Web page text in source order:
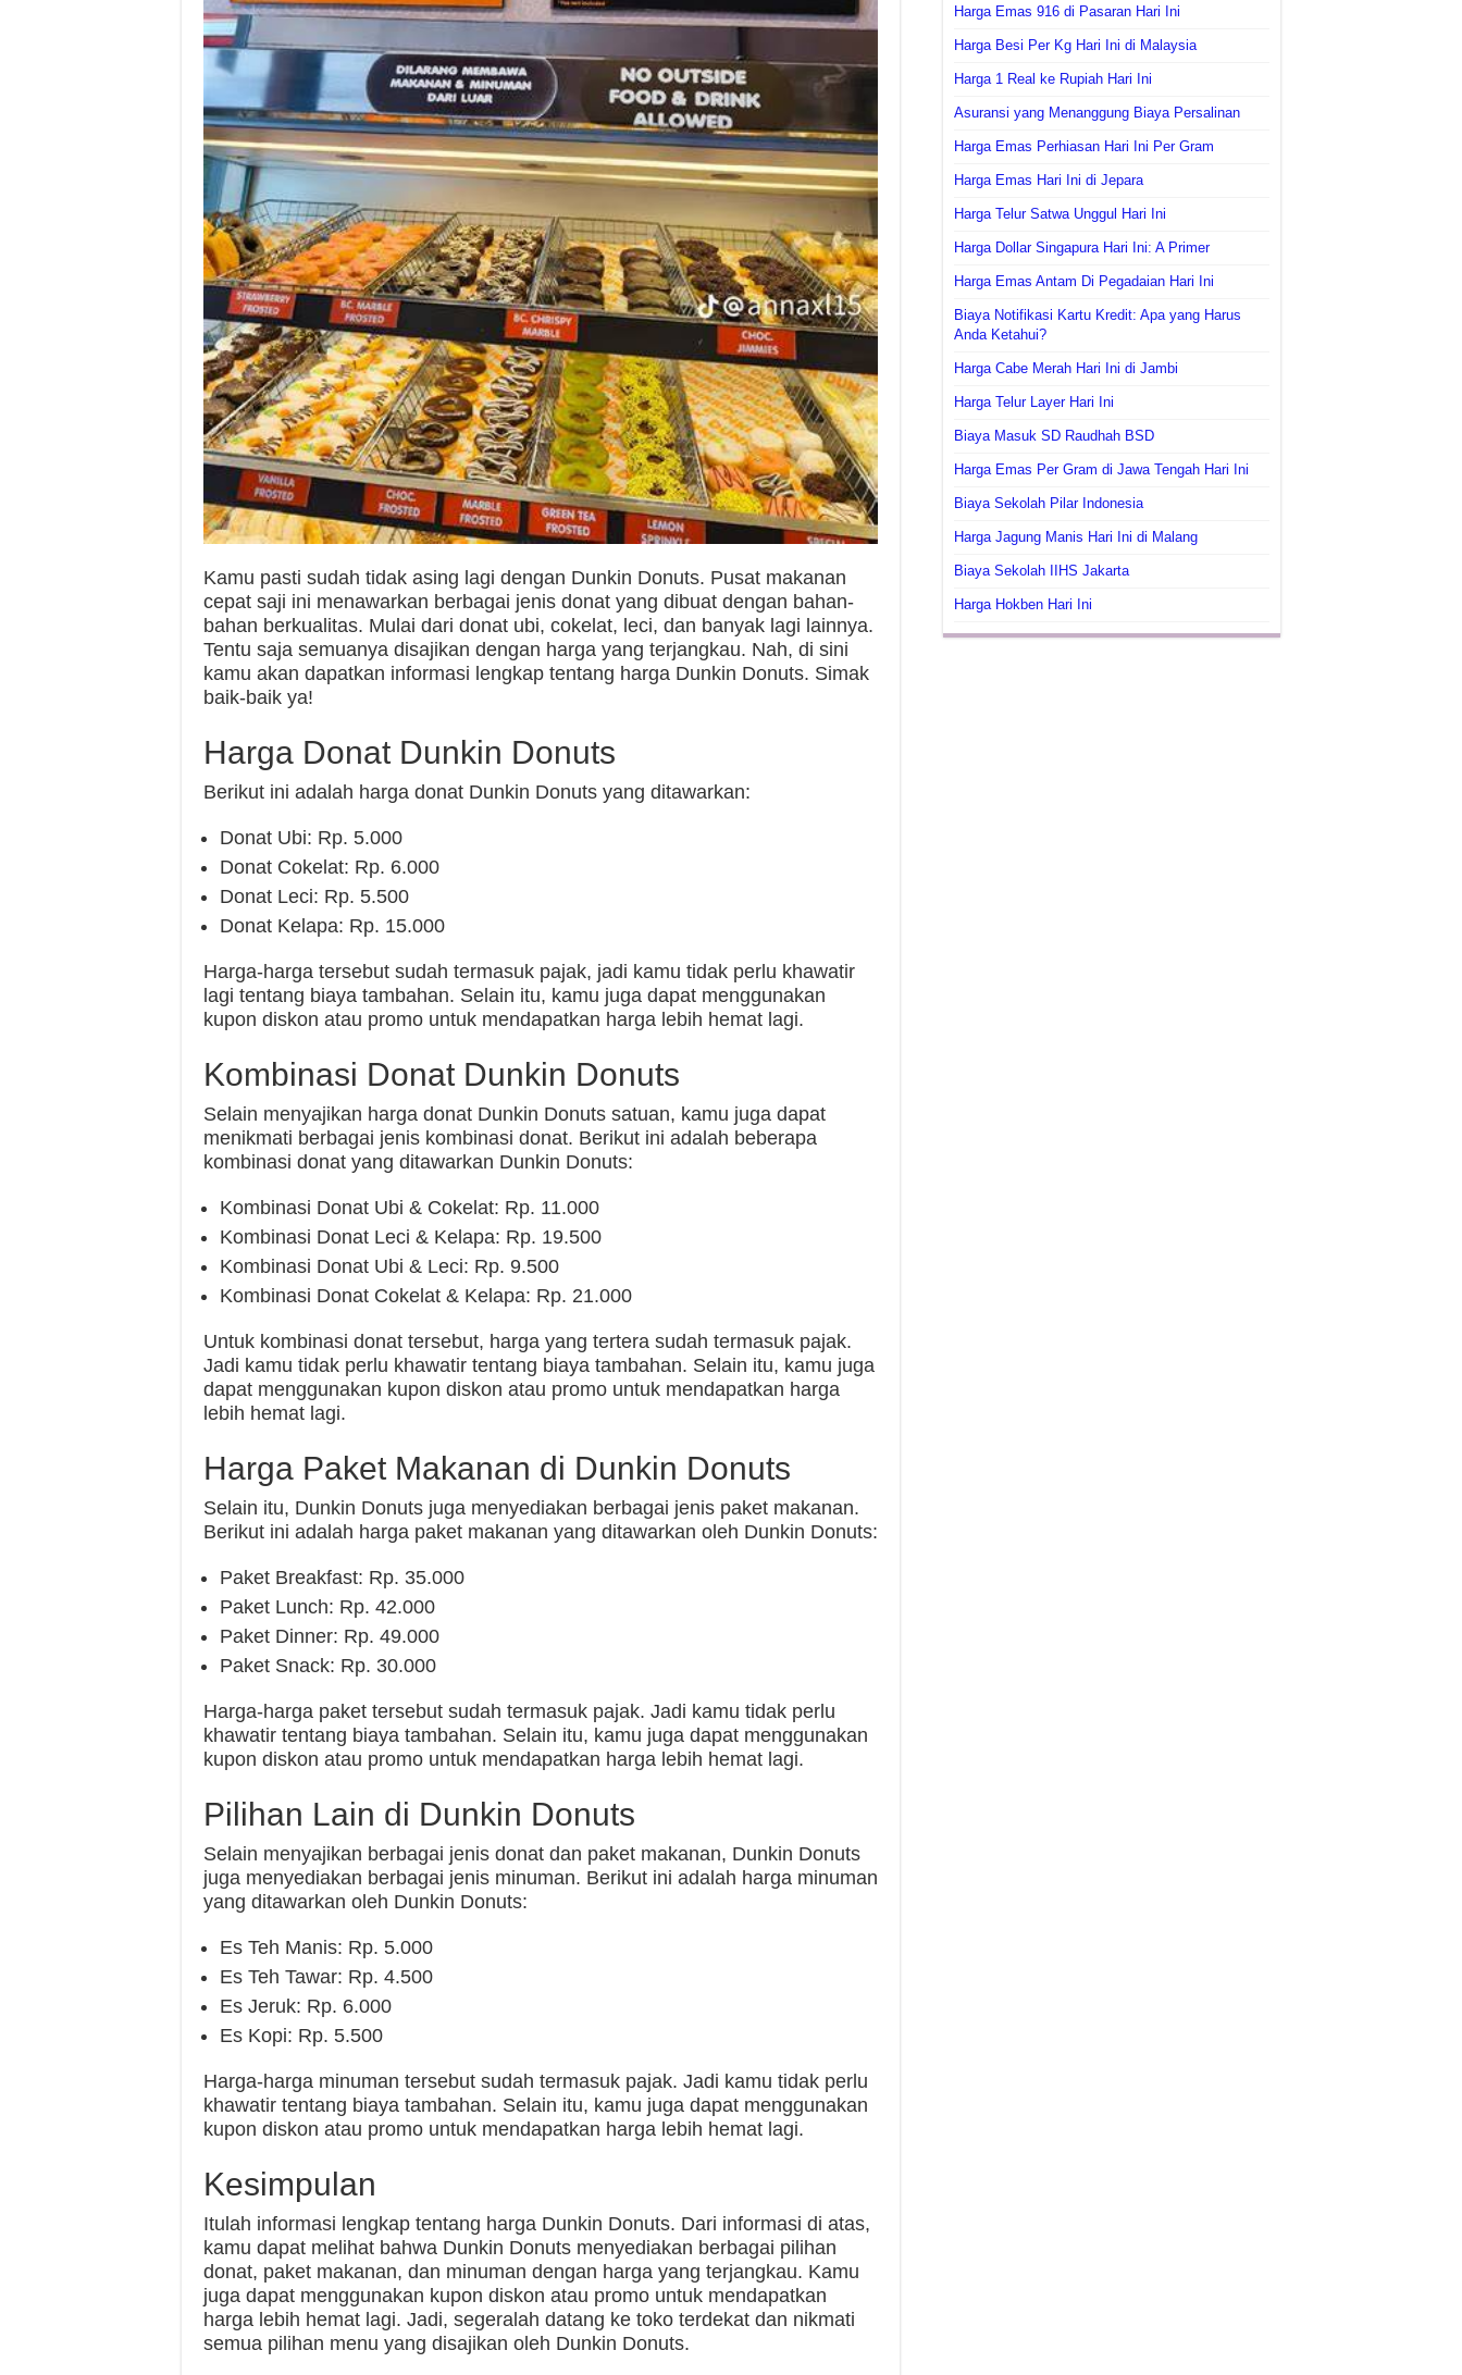
Kamu pasti sudah tidak asing lagi dengan Dunkin Donuts. Pusat makanan
cepat saji ini menawarkan berbagai jenis donat yang dibuat dengan bahan-
bahan berkualitas. Mulai dari donat ubi, cokelat, leci, dan banyak lagi lainnya.
Tentu saja semuanya disajikan dengan harga yang terjangkau. Nah, di sini
kamu akan dapatkan informasi lengkap tentang harga Dunkin Donuts. Simak
baik-baik ya!
Harga Donat Dunkin Donuts
Berikut ini adalah harga donat Dunkin Donuts yang ditawarkan:
Donat Ubi: Rp. 5.000
Donat Cokelat: Rp. 6.000
Donat Leci: Rp. 5.500
Donat Kelapa: Rp. 15.000
Harga-harga tersebut sudah termasuk pajak, jadi kamu tidak perlu khawatir
lagi tentang biaya tambahan. Selain itu, kamu juga dapat menggunakan
kupon diskon atau promo untuk mendapatkan harga lebih hemat lagi.
Kombinasi Donat Dunkin Donuts
Selain menyajikan harga donat Dunkin Donuts satuan, kamu juga dapat
menikmati berbagai jenis kombinasi donat. Berikut ini adalah beberapa
kombinasi donat yang ditawarkan Dunkin Donuts:
Kombinasi Donat Ubi & Cokelat: Rp. 11.000
Kombinasi Donat Leci & Kelapa: Rp. 19.500
Kombinasi Donat Ubi & Leci: Rp. 9.500
Kombinasi Donat Cokelat & Kelapa: Rp. 21.000
Untuk kombinasi donat tersebut, harga yang tertera sudah termasuk pajak.
Jadi kamu tidak perlu khawatir tentang biaya tambahan. Selain itu, kamu juga
dapat menggunakan kupon diskon atau promo untuk mendapatkan harga
lebih hemat lagi.
Harga Paket Makanan di Dunkin Donuts
Selain itu, Dunkin Donuts juga menyediakan berbagai jenis paket makanan.
Berikut ini adalah harga paket makanan yang ditawarkan oleh Dunkin Donuts:
Paket Breakfast: Rp. 35.000
Paket Lunch: Rp. 42.000
Paket Dinner: Rp. 49.000
Paket Snack: Rp. 30.000
Harga-harga paket tersebut sudah termasuk pajak. Jadi kamu tidak perlu
khawatir tentang biaya tambahan. Selain itu, kamu juga dapat menggunakan
kupon diskon atau promo untuk mendapatkan harga lebih hemat lagi.
Pilihan Lain di Dunkin Donuts
Selain menyajikan berbagai jenis donat dan paket makanan, Dunkin Donuts
juga menyediakan berbagai jenis minuman. Berikut ini adalah harga minuman
yang ditawarkan oleh Dunkin Donuts:
Es Teh Manis: Rp. 5.000
Es Teh Tawar: Rp. 4.500
Es Jeruk: Rp. 6.000
Es Kopi: Rp. 5.500
Harga-harga minuman tersebut sudah termasuk pajak. Jadi kamu tidak perlu
khawatir tentang biaya tambahan. Selain itu, kamu juga dapat menggunakan
kupon diskon atau promo untuk mendapatkan harga lebih hemat lagi.
Kesimpulan
Itulah informasi lengkap tentang harga Dunkin Donuts. Dari informasi di atas,
kamu dapat melihat bahwa Dunkin Donuts menyediakan berbagai pilihan
donat, paket makanan, dan minuman dengan harga yang terjangkau. Kamu
juga dapat menggunakan kupon diskon atau promo untuk mendapatkan
harga lebih hemat lagi. Jadi, segeralah datang ke toko terdekat dan nikmati
semua pilihan menu yang disajikan oleh Dunkin Donuts.
Harga Emas 916 di Pasaran Hari Ini
Harga Besi Per Kg Hari Ini di Malaysia
Harga 1 Real ke Rupiah Hari Ini
Asuransi yang Menanggung Biaya Persalinan
Harga Emas Perhiasan Hari Ini Per Gram
Harga Emas Hari Ini di Jepara
Harga Telur Satwa Unggul Hari Ini
Harga Dollar Singapura Hari Ini: A Primer
Harga Emas Antam Di Pegadaian Hari Ini
Biaya Notifikasi Kartu Kredit: Apa yang Harus
Anda Ketahui?
Harga Cabe Merah Hari Ini di Jambi
Harga Telur Layer Hari Ini
Biaya Masuk SD Raudhah BSD
Harga Emas Per Gram di Jawa Tengah Hari Ini
Biaya Sekolah Pilar Indonesia
Harga Jagung Manis Hari Ini di Malang
Biaya Sekolah IIHS Jakarta
Harga Hokben Hari Ini